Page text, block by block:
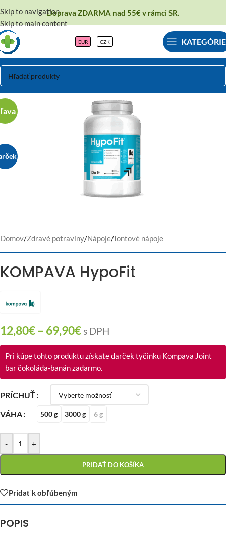
Skip to navigation
Skip to main content
Doprava ZDARMA nad 55€ v rámci SR.
EUR CZK KATEGÓRIE
Domov/Zdravé potraviny/Nápoje/Iontové nápoje
KOMPAVA HypoFit
12,80€– 69,90€s DPH
Pri kúpe tohto produktu získate darček tyčinku Kompava Joint
bar čokoláda-banán zadarmo.
PRÍCHUŤ
VÁHA 500 g 3000 g 6 g
- +
PRIDAŤ DO KOŠÍKA
Pridať k obľúbeným
POPIS